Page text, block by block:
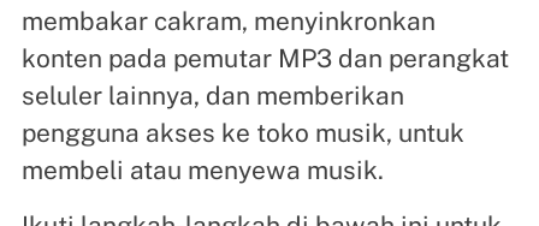
membakar cakram, menyinkronkan
konten pada pemutar MP3 dan perangkat
seluler lainnya, dan memberikan
pengguna akses ke toko musik, untuk
membeli atau menyewa musik.